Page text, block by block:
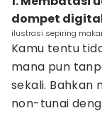
dompet
ilustrasi sepiring
Kamu tentu
mana pun
sekali. Bahkan
non-tunai